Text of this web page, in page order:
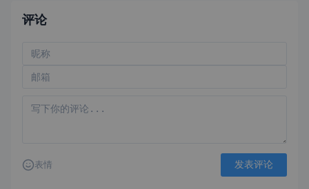
评论
表情 发表评论